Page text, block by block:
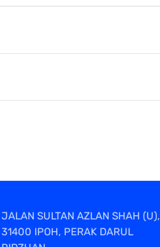
JALAN SULTAN AZLAN SHAH (U),
31400 IPOH, PERAK DARUL